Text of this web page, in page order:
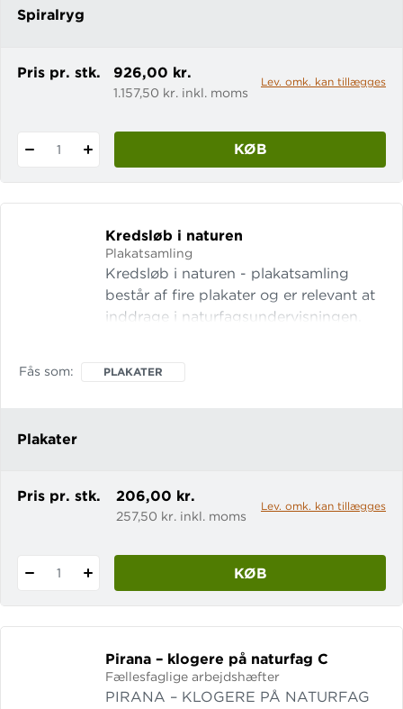
Spiralryg
Pris pr. stk. 926,00 kr.
1.157,50 kr. inkl. moms
Lev. omk. kan tillægges
1 KØB
Kredsløb i naturen
Plakatsamling
Kredsløb i naturen - plakatsamling
består af fire plakater og er relevant at
inddrage i naturfagsundervisningen.
kredsløb Carbons kredsløb Alle
Fås som PLAKATER
Plakater
Pris pr. stk. 206,00 kr.
257,50 kr. inkl. moms
Lev. omk. kan tillægges
1 KØB
Pirana – klogere på naturfag C
Fællesfaglige arbejdshæfter
PIRANA – KLOGERE PÅ NATURFAG